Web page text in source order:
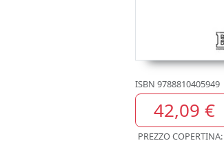
ISBN 9788810405949
42,09 €
PREZZO COPERTINA: